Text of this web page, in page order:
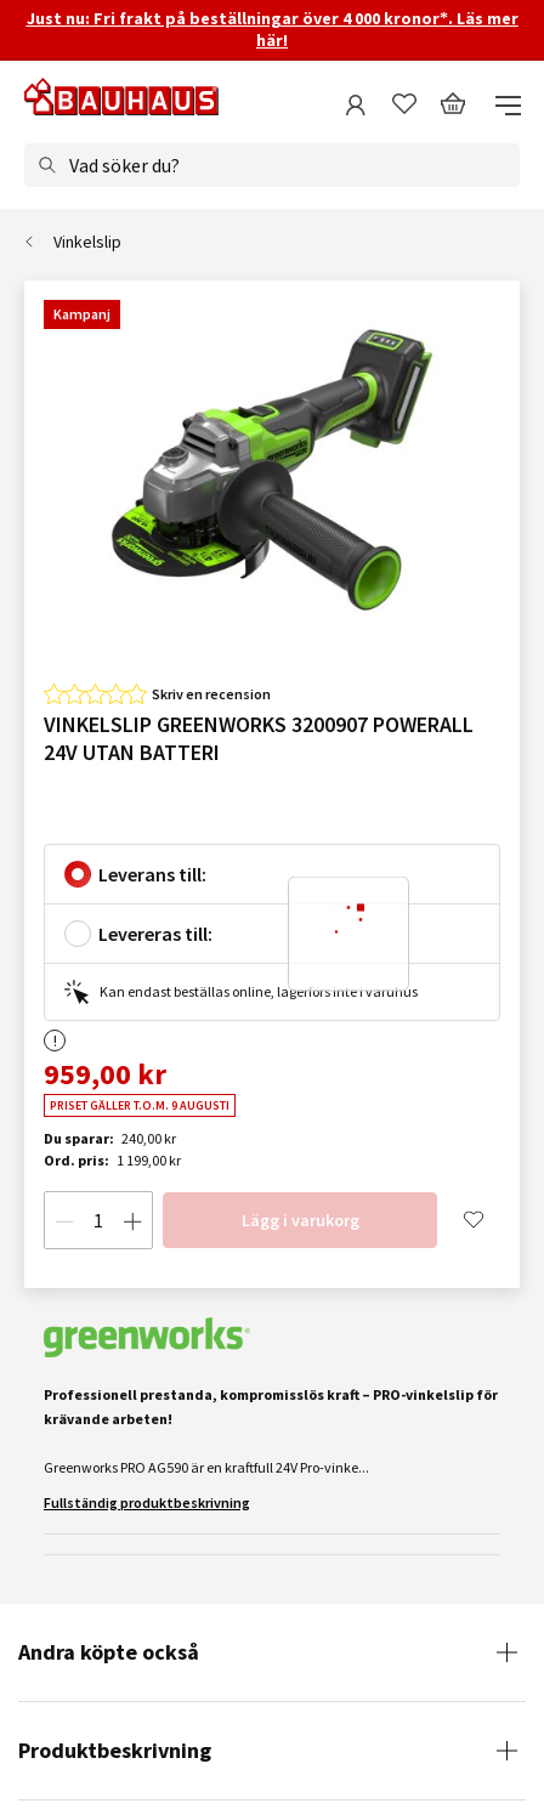
Just nu: Fri frakt på beställningar över 4 000 kronor*. Läs mer
här!
Vad söker du?
Vinkelslip
Kampanj
Skriv en recension
VINKELSLIP GREENWORKS 3200907 POWERALL
24V UTAN BATTERI
Leverans till:
Levereras till:
Kan endast beställas online, lagerförs inte i varuhus
959,00 kr
PRISET GÄLLER T.O.M. 9 AUGUSTI
Du sparar: 240,00 kr
Ord. pris: 1 199,00 kr
Lägg i varukorg
Professionell prestanda, kompromisslös kraft – PRO-vinkelslip för
krävande arbeten!
Greenworks PRO AG590 är en kraftfull 24V Pro-vinke...
Fullständig produktbeskrivning
Andra köpte också
Produktbeskrivning